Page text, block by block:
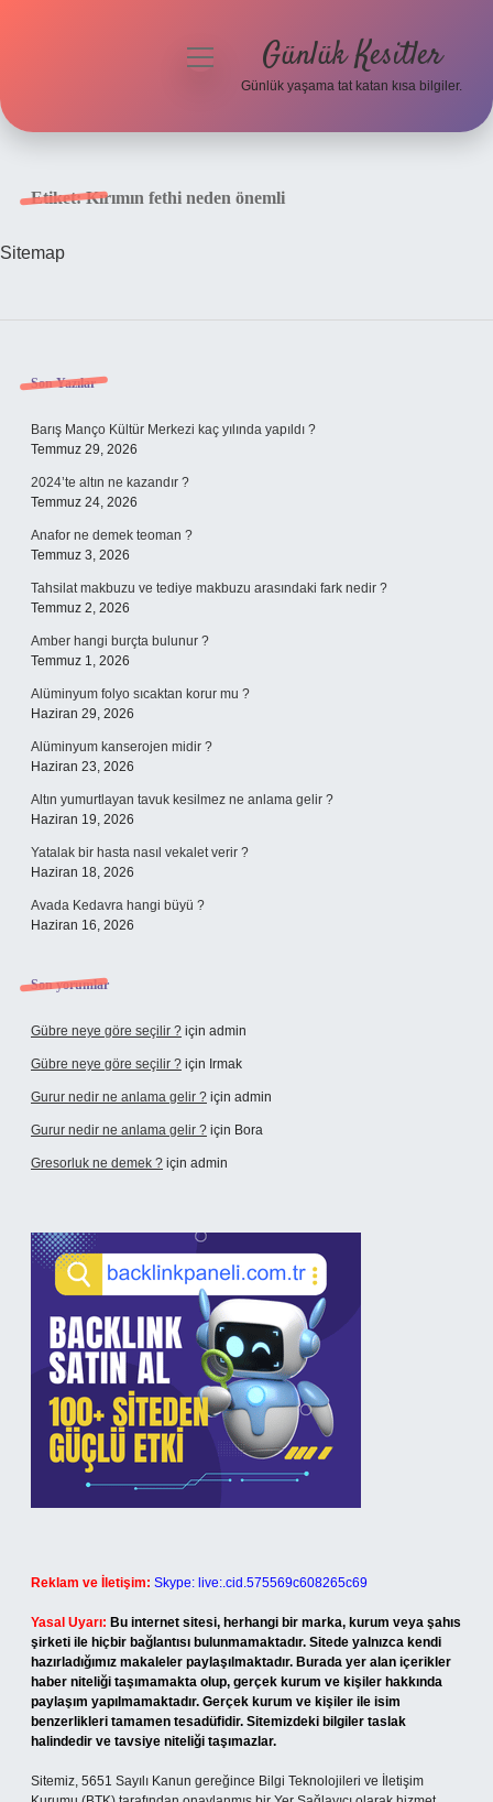
menüyü
Günlük Kesitler
Günlük yaşama tat katan kısa bilgiler.
Etiket:Kırımın fethi neden önemli
Sitemap
Sidebar
Son Yazılar
Barış Manço Kültür Merkezi kaç yılında yapıldı ?
Temmuz 29, 2026
2024’te altın ne kazandır ?
Temmuz 24, 2026
Anafor ne demek teoman ?
Temmuz 3, 2026
Tahsilat makbuzu ve tediye makbuzu arasındaki fark nedir ?
Temmuz 2, 2026
Amber hangi burçta bulunur ?
Temmuz 1, 2026
Alüminyum folyo sıcaktan korur mu ?
Haziran 29, 2026
Alüminyum kanserojen midir ?
Haziran 23, 2026
Altın yumurtlayan tavuk kesilmez ne anlama gelir ?
Haziran 19, 2026
Yatalak bir hasta nasıl vekalet verir ?
Haziran 18, 2026
Avada Kedavra hangi büyü ?
Haziran 16, 2026
Son yorumlar
Gübre neye göre seçilir ? için admin
Gübre neye göre seçilir ? için Irmak
Gurur nedir ne anlama gelir ? için admin
Gurur nedir ne anlama gelir ? için Bora
Gresorluk ne demek ? için admin
Reklam ve İletişim: Skype: live:.cid.575569c608265c69
Yasal Uyarı: Bu internet sitesi, herhangi bir marka, kurum veya şahıs
şirketi ile hiçbir bağlantısı bulunmamaktadır. Sitede yalnızca kendi
hazırladığımız makaleler paylaşılmaktadır. Burada yer alan içerikler
haber niteliği taşımamakta olup, gerçek kurum ve kişiler hakkında
paylaşım yapılmamaktadır. Gerçek kurum ve kişiler ile isim
benzerlikleri tamamen tesadüfidir. Sitemizdeki bilgiler taslak
halindedir ve tavsiye niteliği taşımazlar.
Sitemiz, 5651 Sayılı Kanun gereğince Bilgi Teknolojileri ve İletişim